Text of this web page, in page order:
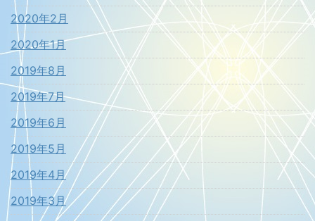
2020年2月
2020年1月
2019年8月
2019年7月
2019年6月
2019年5月
2019年4月
2019年3月